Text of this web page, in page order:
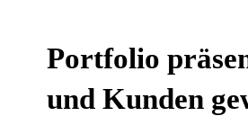
Portfolio
und Kunden